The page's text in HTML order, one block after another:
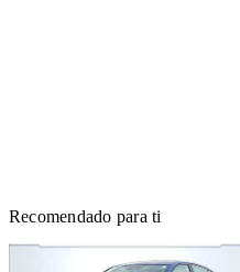
Recomendado para ti